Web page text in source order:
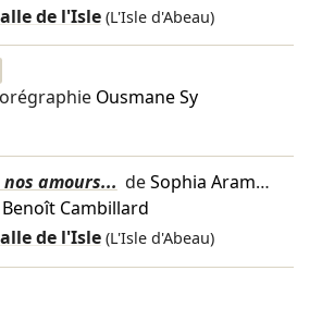
de l'Isle (L'Isle d'Abeau)
Ousmane Sy
amours... deSophia Aram…
Benoît Cambillard
de l'Isle (L'Isle d'Abeau)